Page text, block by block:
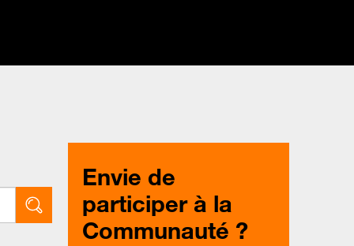
Envie de
participer à la
Communauté ?